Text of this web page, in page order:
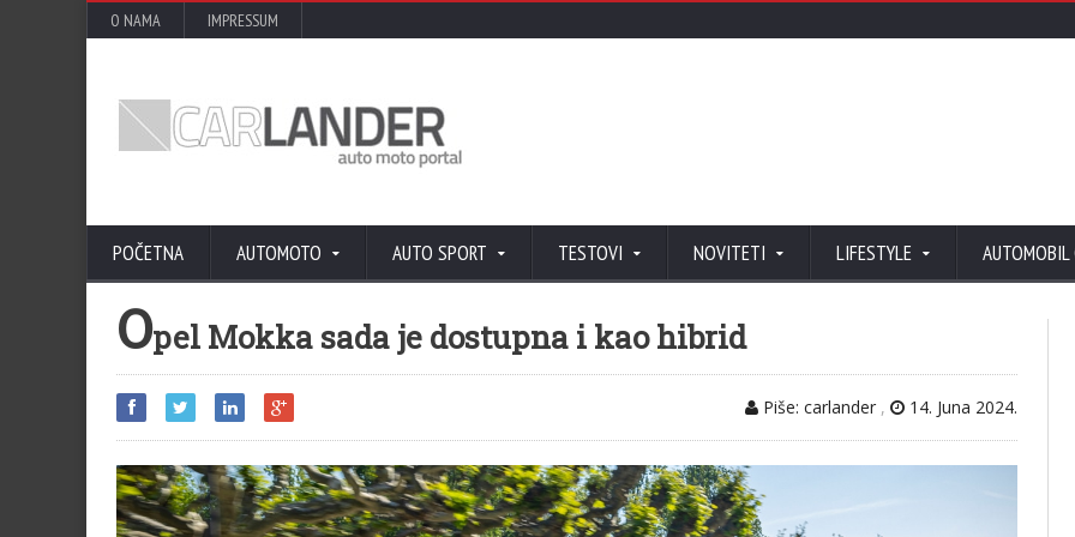
O NAMA IMPRESSUM
POČETNA AUTOMOTO AUTO SPORT TESTOVI NOVITETI LIFESTYLE AUTOMOBIL
Opel Mokka sada je dostupna i kao hibrid
Piše: carlander , 14. Juna 2024.